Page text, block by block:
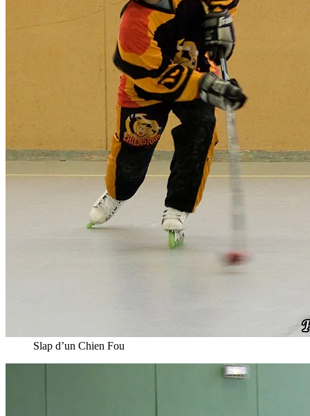
Slap d’un Chien Fou